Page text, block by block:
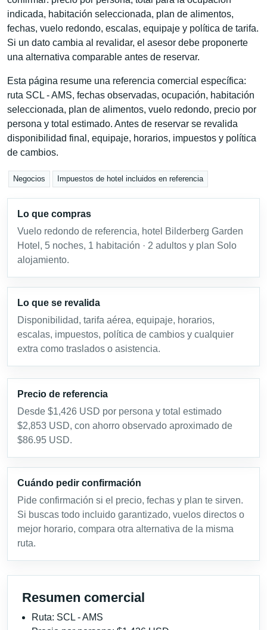
indicada, habitación seleccionada, plan de alimentos,
fechas, vuelo redondo, escalas, equipaje y política de tarifa.
Si un dato cambia al revalidar, el asesor debe proponerte
una alternativa comparable antes de reservar.
Esta página resume una referencia comercial específica:
ruta SCL - AMS, fechas observadas, ocupación, habitación
seleccionada, plan de alimentos, vuelo redondo, precio por
persona y total estimado. Antes de reservar se revalida
disponibilidad final, equipaje, horarios, impuestos y política
de cambios.
Negocios Impuestos de hotel incluidos en referencia
Lo que compras
Vuelo redondo de referencia, hotel Bilderberg Garden
Hotel, 5 noches, 1 habitación · 2 adultos y plan Solo
alojamiento.
Lo que se revalida
Disponibilidad, tarifa aérea, equipaje, horarios,
escalas, impuestos, política de cambios y cualquier
extra como traslados o asistencia.
Precio de referencia
Desde $1,426 USD por persona y total estimado
$2,853 USD, con ahorro observado aproximado de
$86.95 USD.
Cuándo pedir confirmación
Pide confirmación si el precio, fechas y plan te sirven.
Si buscas todo incluido garantizado, vuelos directos o
mejor horario, compara otra alternativa de la misma
ruta.
Resumen comercial
Ruta: SCL - AMS